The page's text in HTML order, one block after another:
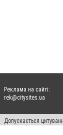
Реклама на сайті:
rek@citysites.ua
Допускається
систем